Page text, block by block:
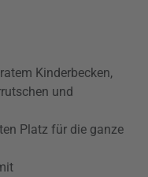
Kinderbecken,
und
Platz für die ganze